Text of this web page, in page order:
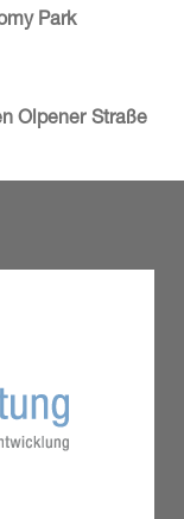
Park
Olpener Straße